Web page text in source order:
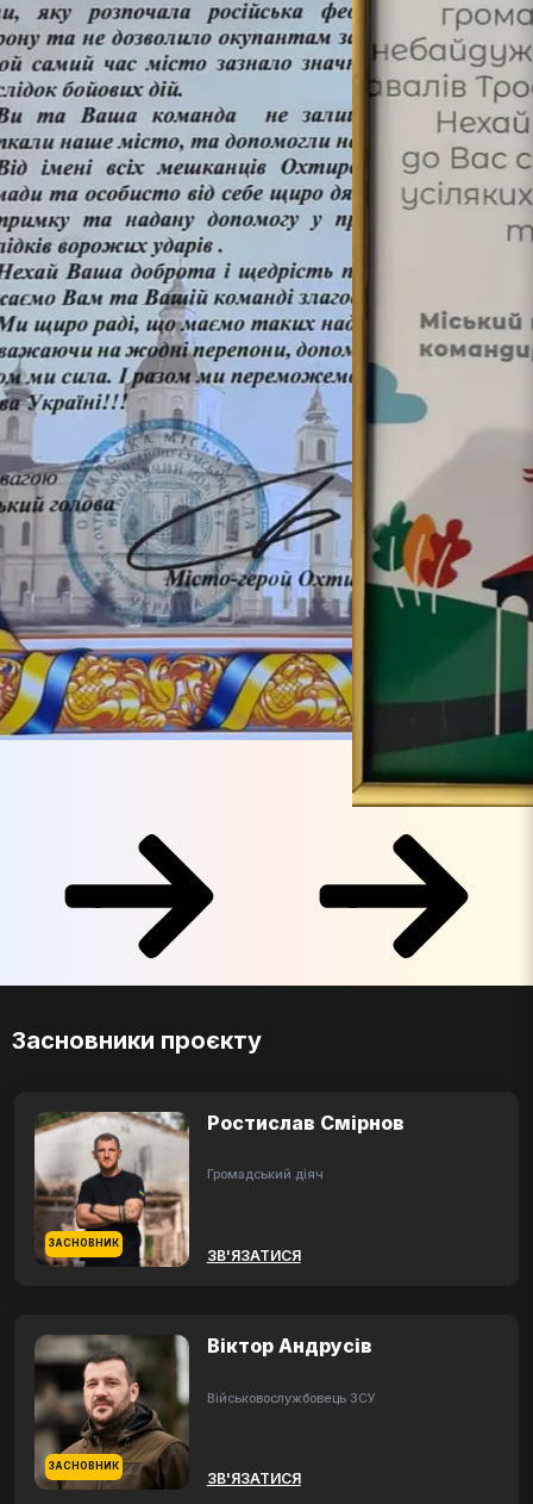
Засновники проєкту
ЗАСНОВНИК
Ростислав Смірнов
Громадський діяч
ЗВ'ЯЗАТИСЯ
ЗАСНОВНИК
Віктор Андрусів
Військовослужбовець ЗСУ
ЗВ'ЯЗАТИСЯ